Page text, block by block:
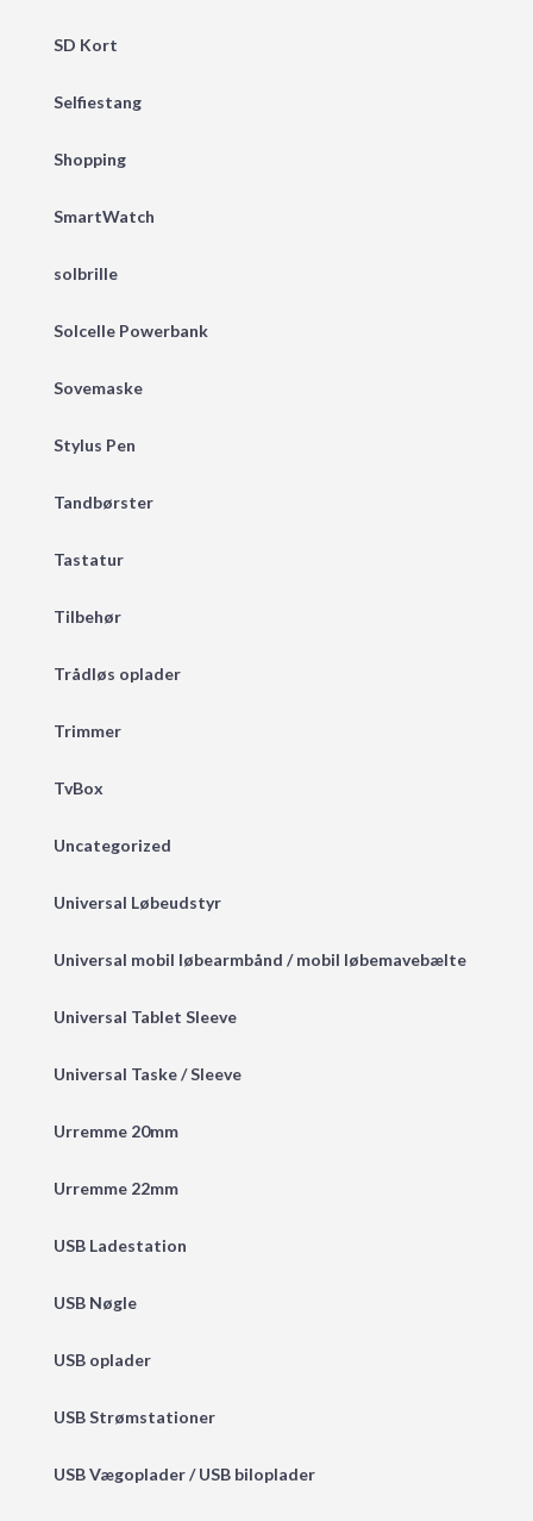
SD Kort
Selfiestang
Shopping
SmartWatch
solbrille
Solcelle Powerbank
Sovemaske
Stylus Pen
Tandbørster
Tastatur
Tilbehør
Trådløs oplader
Trimmer
TvBox
Uncategorized
Universal Løbeudstyr
Universal mobil løbearmbånd / mobil løbemavebælte
Universal Tablet Sleeve
Universal Taske / Sleeve
Urremme 20mm
Urremme 22mm
USB Ladestation
USB Nøgle
USB oplader
USB Strømstationer
USB Vægoplader / USB biloplader